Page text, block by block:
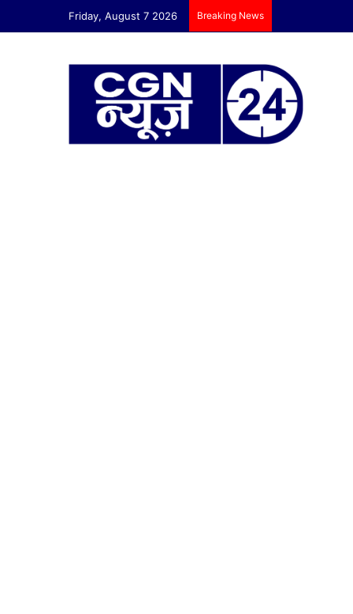
Friday, August 7 2026 Breaking News